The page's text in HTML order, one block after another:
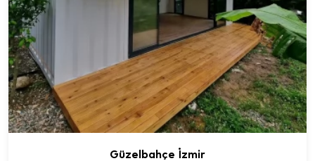
Güzelbahçe İzmir